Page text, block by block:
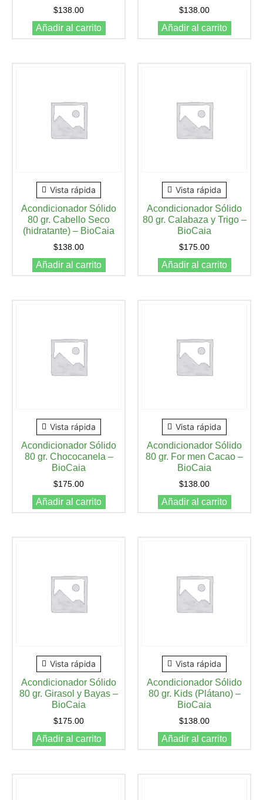
$138.00
Añadir al carrito
$138.00
Añadir al carrito
Vista rápida
Acondicionador Sólido
80 gr. Cabello Seco
(hidratante) – BioCaia
$138.00
Añadir al carrito
Vista rápida
Acondicionador Sólido
80 gr. Calabaza y Trigo –
BioCaia
$175.00
Añadir al carrito
Vista rápida
Acondicionador Sólido
80 gr. Chococanela –
BioCaia
$175.00
Añadir al carrito
Vista rápida
Acondicionador Sólido
80 gr. For men Cacao –
BioCaia
$138.00
Añadir al carrito
Vista rápida
Acondicionador Sólido
80 gr. Girasol y Bayas –
BioCaia
$175.00
Añadir al carrito
Vista rápida
Acondicionador Sólido
80 gr. Kids (Plátano) –
BioCaia
$138.00
Añadir al carrito